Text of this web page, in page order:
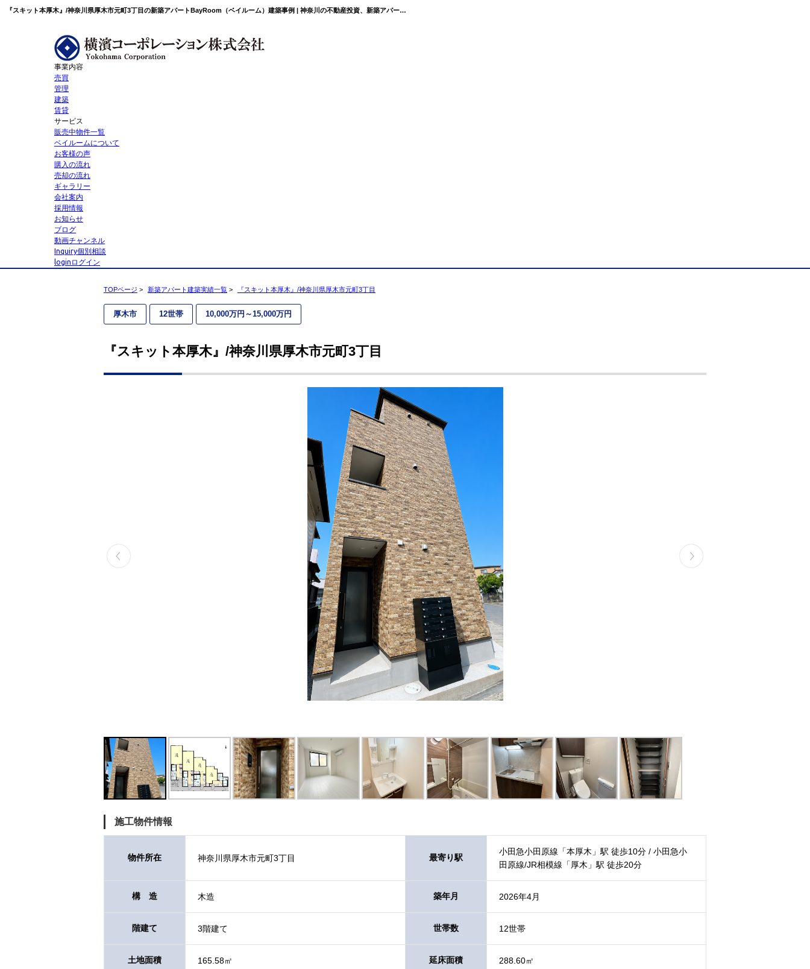
『スキット本厚木』/神奈川県厚⽊市元町3丁目の新築アパートBayRoom（ベイルーム）建築事例 | 神奈川の不動産投資、新築アパート経営は横濱コーポレーション
事業内容
売買
管理
建築
賃貸
サービス
販売中物件一覧
ベイルームについて
お客様の声
購入の流れ
売却の流れ
ギャラリー
会社案内
採用情報
お知らせ
ブログ
動画チャンネル
Inquiry個別相談
login ログイン
TOPページ > 新築アパート建築実績一覧 > 『スキット本厚木』/神奈川県厚⽊市元町3丁目
厚木市 12世帯 10,000万円～15,000万円
『スキット本厚木』/神奈川県厚⽊市元町3丁目
施工物件情報
物件所在 神奈川県厚⽊市元町3丁目 最寄り駅
⼩⽥急⼩⽥原線「本厚⽊」駅 徒歩10分 / ⼩⽥急⼩
⽥原線/JR相模線「厚⽊」駅 徒歩20分
構 造 木造 築年月 2026年4月
階建て 3階建て 世帯数 12世帯
土地面積 165.58㎡ 延床面積 288.60㎡